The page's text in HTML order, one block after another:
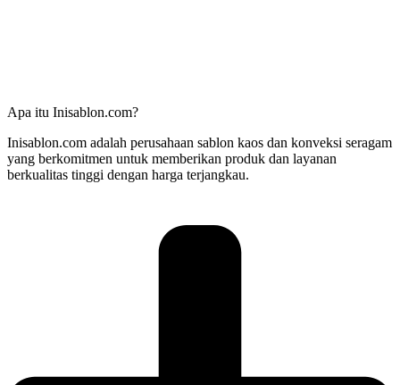
Apa itu Inisablon.com?
Inisablon.com adalah perusahaan sablon kaos dan konveksi seragam
yang berkomitmen untuk memberikan produk dan layanan
berkualitas tinggi dengan harga terjangkau.